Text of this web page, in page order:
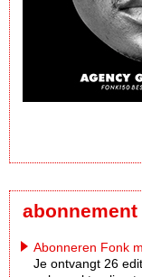
Abonneren Fonk
Je ontvangt 26